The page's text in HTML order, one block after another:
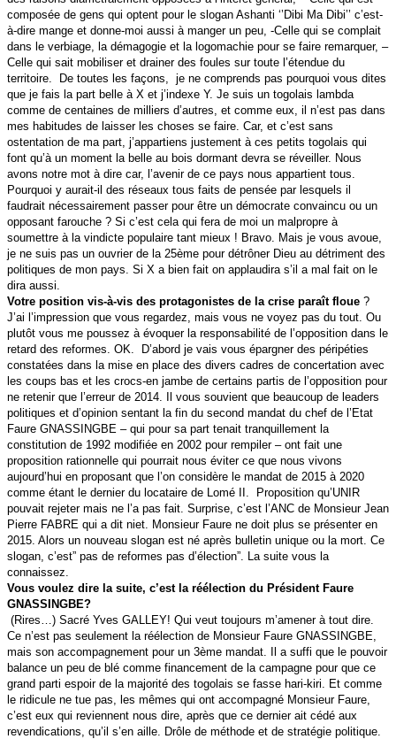
composée de gens qui optent pour le slogan Ashanti ‘’Dibi Ma Dibi’’ c’est-
à-dire mange et donne-moi aussi à manger un peu, -Celle qui se complait
dans le verbiage, la démagogie et la logomachie pour se faire remarquer, –
Celle qui sait mobiliser et drainer des foules sur toute l’étendue du
territoire. De toutes les façons, je ne comprends pas pourquoi vous dites
que je fais la part belle à X et j’indexe Y. Je suis un togolais lambda
comme de centaines de milliers d’autres, et comme eux, il n’est pas dans
mes habitudes de laisser les choses se faire. Car, et c’est sans
ostentation de ma part, j’appartiens justement à ces petits togolais qui
font qu’à un moment la belle au bois dormant devra se réveiller. Nous
avons notre mot à dire car, l’avenir de ce pays nous appartient tous.
Pourquoi y aurait-il des réseaux tous faits de pensée par lesquels il
faudrait nécessairement passer pour être un démocrate convaincu ou un
opposant farouche ? Si c’est cela qui fera de moi un malpropre à
soumettre à la vindicte populaire tant mieux ! Bravo. Mais je vous avoue,
je ne suis pas un ouvrier de la 25ème pour détrôner Dieu au détriment des
politiques de mon pays. Si X a bien fait on applaudira s’il a mal fait on le
dira aussi.
Votre position vis-à-vis des protagonistes de la crise paraît floue ?
J’ai l’impression que vous regardez, mais vous ne voyez pas du tout. Ou
plutôt vous me poussez à évoquer la responsabilité de l’opposition dans le
retard des reformes. OK. D’abord je vais vous épargner des péripéties
constatées dans la mise en place des divers cadres de concertation avec
les coups bas et les crocs-en jambe de certains partis de l’opposition pour
ne retenir que l’erreur de 2014. Il vous souvient que beaucoup de leaders
politiques et d’opinion sentant la fin du second mandat du chef de l’Etat
Faure GNASSINGBE – qui pour sa part tenait tranquillement la
constitution de 1992 modifiée en 2002 pour rempiler – ont fait une
proposition rationnelle qui pourrait nous éviter ce que nous vivons
aujourd’hui en proposant que l’on considère le mandat de 2015 à 2020
comme étant le dernier du locataire de Lomé II. Proposition qu’UNIR
pouvait rejeter mais ne l’a pas fait. Surprise, c’est l’ANC de Monsieur Jean
Pierre FABRE qui a dit niet. Monsieur Faure ne doit plus se présenter en
2015. Alors un nouveau slogan est né après bulletin unique ou la mort. Ce
slogan, c’est” pas de reformes pas d’élection”. La suite vous la
connaissez.
Vous voulez dire la suite, c’est la réélection du Président Faure
GNASSINGBE?
(Rires…) Sacré Yves GALLEY! Qui veut toujours m’amener à tout dire.
Ce n’est pas seulement la réélection de Monsieur Faure GNASSINGBE,
mais son accompagnement pour un 3ème mandat. Il a suffi que le pouvoir
balance un peu de blé comme financement de la campagne pour que ce
grand parti espoir de la majorité des togolais se fasse hari-kiri. Et comme
le ridicule ne tue pas, les mêmes qui ont accompagné Monsieur Faure,
c’est eux qui reviennent nous dire, après que ce dernier ait cédé aux
revendications, qu’il s’en aille. Drôle de méthode et de stratégie politique.